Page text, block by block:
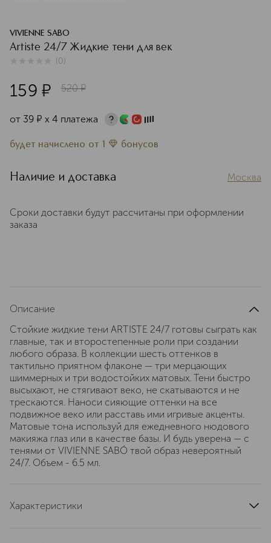
VIVIENNE SABO
Artiste 24/7 Жидкие тени для век
(0)
159 ¤ 520 ¤
от 39 ¤ х 4 платежа
будет начислено от 1 бонусов
Наличие и доставка Москва
Сроки доставки будут рассчитаны при оформлении
заказа
Описание
Стойкие жидкие тени ARTISTE 24/7 готовы сыграть как
главные, так и второстепенные роли при создании
любого образа. В коллекции шесть оттенков в
тактильно приятном флаконе — три мерцающих
шиммерных и три водостойких матовых. Тени быстро
высыхают, не стягивают веко, не скатываются и не
трескаются. Наноси сияющие оттенки на все
подвижное веко или расставь ими игривые акценты.
Матовые тона используй для ежедневного нюдового
макияжа глаз или в качестве базы. И будь уверена — с
тенями от VIVIENNE SABÓ твой образ невероятный
24/7. Объем - 6.5 мл.
Характеристики